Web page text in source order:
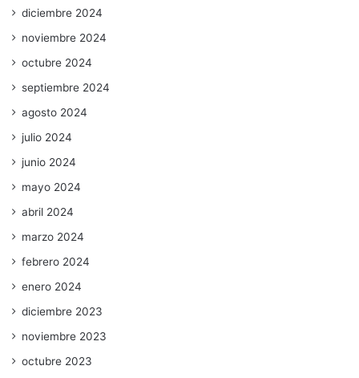
diciembre 2024
noviembre 2024
octubre 2024
septiembre 2024
agosto 2024
julio 2024
junio 2024
mayo 2024
abril 2024
marzo 2024
febrero 2024
enero 2024
diciembre 2023
noviembre 2023
octubre 2023